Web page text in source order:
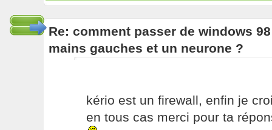
Re: comment passer de windows
mains gauches et un neurone ?
kério est un firewall, enfin je
en tous cas merci pour ta